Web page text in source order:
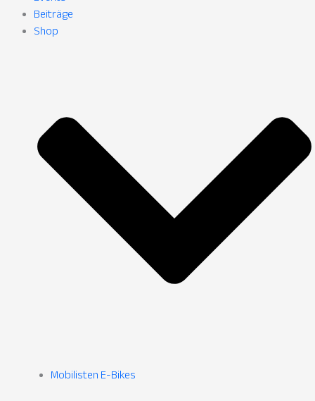
Beiträge
Shop
Mobilisten E-Bikes